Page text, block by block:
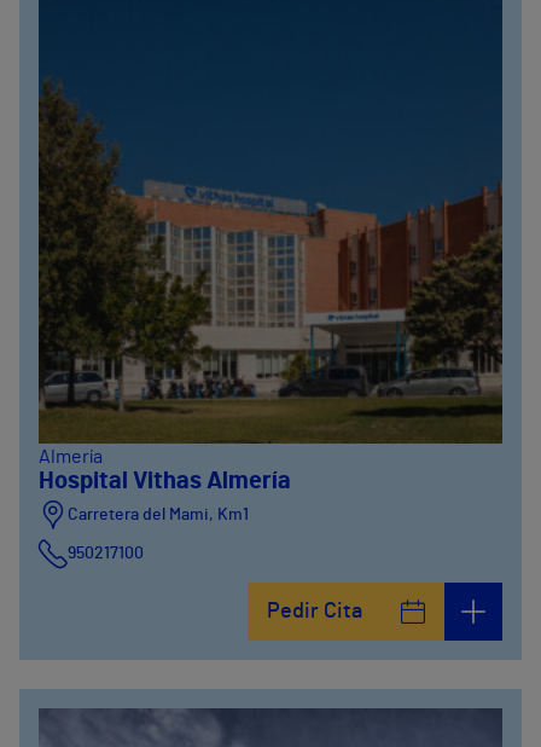
Almería
Hospital Vithas Almería
Carretera del Mami, Km1
950217100
Pedir Cita